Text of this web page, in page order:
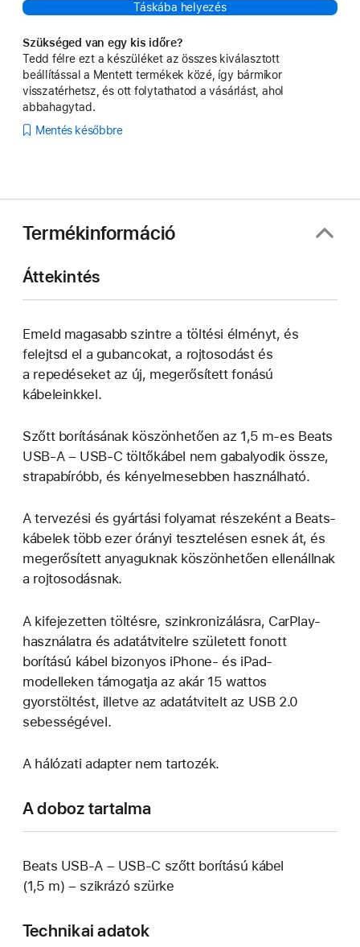
Táskába helyezés
Szükséged van egy kis időre?
Tedd félre ezt a készüléket az összes kiválasztott
beállítással a Mentett termékek közé, így bármikor
visszatérhetsz, és ott folytathatod a vásárlást, ahol
abbahagytad.
Mentés későbbre
Termékinformáció
Áttekintés
Emeld magasabb szintre a töltési élményt, és
felejtsd el a gubancokat, a rojtosodást és
a repedéseket az új, megerősített fonású
kábeleinkkel.
Szőtt borításának köszönhetően az 1,5 m‑es Beats
USB-A – USB-C töltőkábel nem gabalyodik össze,
strapabíróbb, és kényelmesebben használható.
A tervezési és gyártási folyamat részeként a Beats-
kábelek több ezer órányi tesztelésen esnek át, és
megerősített anyaguknak köszönhetően ellenállnak
a rojtosodásnak.
A kifejezetten töltésre, szinkronizálásra, CarPlay-
használatra és adatátvitelre született fonott
borítású kábel bizonyos iPhone- és iPad-
modelleken támogatja az akár 15 wattos
gyorstöltést, illetve az adatátvitelt az USB 2.0
sebességével.
A hálózati adapter nem tartozék.
A doboz tartalma
Beats USB-A – USB-C szőtt borítású kábel
(1,5 m) – szikrázó szürke
Technikai adatok